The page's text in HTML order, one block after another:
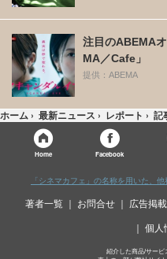
注目のABEMA
MA／Cafe」
提供：ABEMA
ホーム › 最新ニュース › レポート › 記
Home Facebook
「シネマカフェ」の名称を用いた、
著者一覧 お問合せ 広告掲載
個人
紹介した商品/サービ